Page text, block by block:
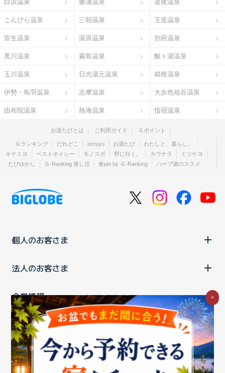
白浜温泉 勝浦温泉 道後温泉
こんぴら温泉 三朝温泉 玉造温泉
皆生温泉 湯原温泉 別府温泉
黒川温泉 霧島温泉 酸ヶ湯温泉
玉川温泉 日光湯元温泉 箱根温泉
伊勢・鳥羽温泉 志摩温泉 大歩危祖谷温泉
由布院温泉 熱海温泉 指宿温泉
お湯たびとは ご利用ガイド Ｇポイント
Ｇランキング だれどこ ocruyo お湯たび
わたしと、暮らし。
キテミヨ
ベストオイシー モノスポ 野に行く。 カウナラ
ミツケヨ
たびゆかし
Ｇ-Ranking 推し活 食pin by Ｇ-Ranking ハーブ酒のススメ
個人のお客さま
法人のお客さま
企業情報
ご利用中の方
お問い合わせ消費税の表示 ウェブアクセシビリティの取り組み
個人情報保護ポリシープライバシーポータル
Cookieポリシー
×